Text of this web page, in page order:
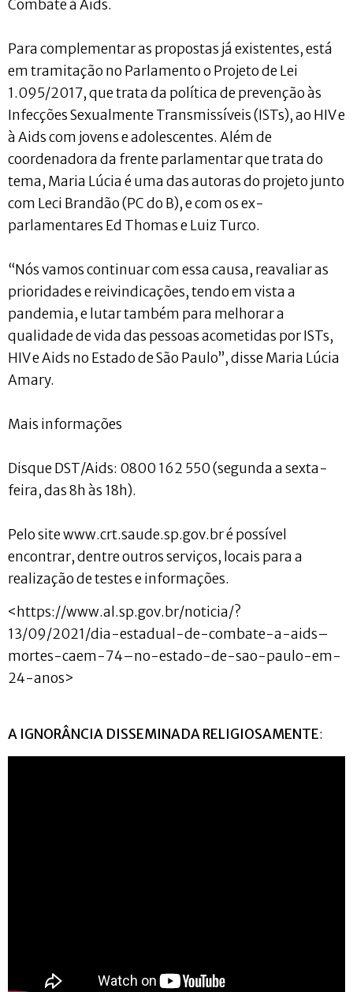
Combate à Aids.
Para complementar as propostas já existentes, está
em tramitação no Parlamento o Projeto de Lei
1.095/2017, que trata da política de prevenção às
Infecções Sexualmente Transmissíveis (ISTs), ao HIV e
à Aids com jovens e adolescentes. Além de
coordenadora da frente parlamentar que trata do
tema, Maria Lúcia é uma das autoras do projeto junto
com Leci Brandão (PC do B), e com os ex-
parlamentares Ed Thomas e Luiz Turco.
“Nós vamos continuar com essa causa, reavaliar as
prioridades e reivindicações, tendo em vista a
pandemia, e lutar também para melhorar a
qualidade de vida das pessoas acometidas por ISTs,
HIV e Aids no Estado de São Paulo”, disse Maria Lúcia
Amary.
Mais informações
Disque DST/Aids: 0800 162 550 (segunda a sexta-
feira, das 8h às 18h).
Pelo site www.crt.saude.sp.gov.br é possível
encontrar, dentre outros serviços, locais para a
realização de testes e informações.
<https://www.al.sp.gov.br/noticia/?
13/09/2021/dia-estadual-de-combate-a-aids–
mortes-caem-74–no-estado-de-sao-paulo-em-
24-anos>
A IGNORÂNCIA DISSEMINADA RELIGIOSAMENTE: